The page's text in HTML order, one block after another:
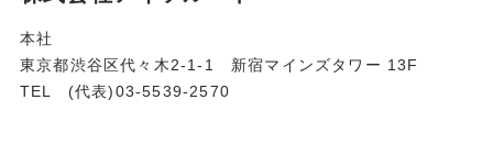
本社
東京都渋谷区代々木2-1-1 新宿マインズタワー 13F
TEL (代表)03-5539-2570